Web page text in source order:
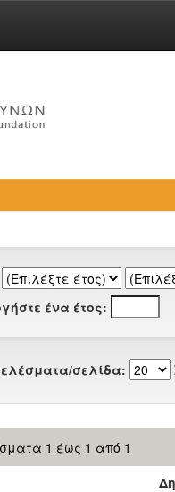
ένα έτος:
σελίδα:
1 έως 1 από 1